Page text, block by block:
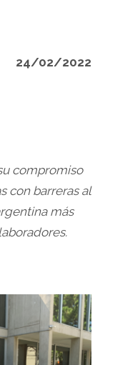
24/02/2022
compromiso
con barreras al
más